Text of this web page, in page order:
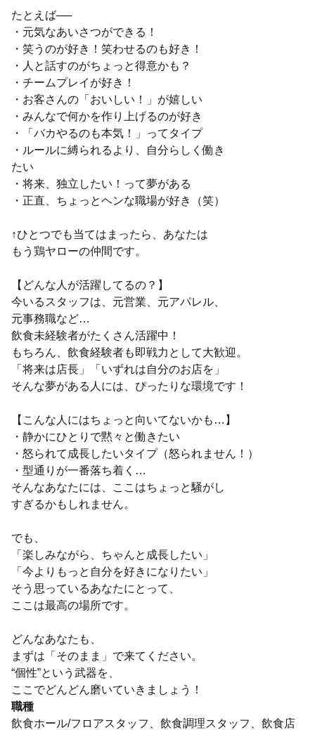
たとえば──
・元気なあいさつができる！
・笑うのが好き！笑わせるのも好き！
・人と話すのがちょっと得意かも？
・チームプレイが好き！
・お客さんの「おいしい！」が嬉しい
・みんなで何かを作り上げるのが好き
・「バカやるのも本気！」ってタイプ
・ルールに縛られるより、自分らしく働き
たい
・将来、独立したい！って夢がある
・正直、ちょっとヘンな職場が好き（笑）
↑ひとつでも当てはまったら、あなたは
もう鶏ヤローの仲間です。
【どんな人が活躍してるの？】
今いるスタッフは、元営業、元アパレル、
元事務職など…
飲食未経験者がたくさん活躍中！
もちろん、飲食経験者も即戦力として大歓迎。
「将来は店長」「いずれは自分のお店を」
そんな夢がある人には、ぴったりな環境です！
【こんな人にはちょっと向いてないかも…】
・静かにひとりで黙々と働きたい
・怒られて成長したいタイプ（怒られません！）
・型通りが一番落ち着く…
そんなあなたには、ここはちょっと騒がし
すぎるかもしれません。
でも、
「楽しみながら、ちゃんと成長したい」
「今よりもっと自分を好きになりたい」
そう思っているあなたにとって、
ここは最高の場所です。
どんなあなたも、
まずは「そのまま」で来てください。
“個性”という武器を、
ここでどんどん磨いていきましょう！
職種
飲食ホール/フロアスタッフ、飲食調理スタッフ、飲食店